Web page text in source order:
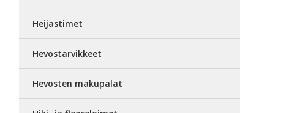
Heijastimet
Hevostarvikkeet
Hevosten makupalat